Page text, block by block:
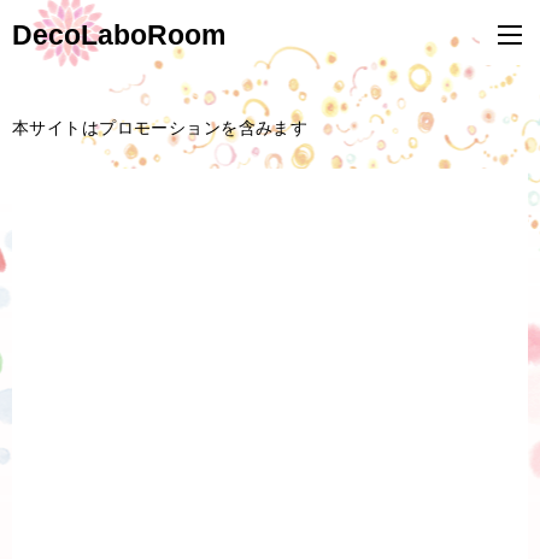
DecoLaboRoom
本サイトはプロモーションを含みます